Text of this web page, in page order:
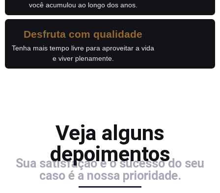
você acumulou ao longo dos anos.
Desfruta com qualidade
Tenha mais tempo livre para aproveitar a vida
e viver plenamente.
Veja alguns
depoimentos
Sua satisfação e o sucesso do seu
caso é a nossa prioridade.